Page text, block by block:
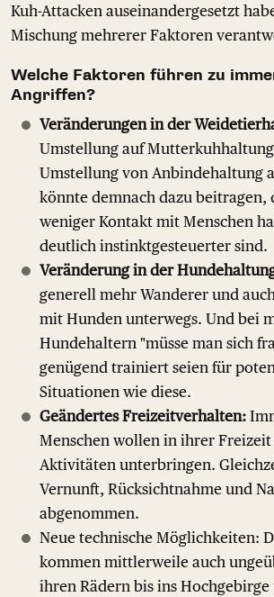
Kuh-Attacken auseinandergesetzt
Mischung mehrerer Faktoren
Welche Faktoren führen zu
Angriffen?
Veränderungen in der
Umstellung auf
Umstellung von Anbindehaltung
könnte demnach dazu beitragen,
weniger Kontakt mit Menschen
deutlich instinktgesteuerter sind.
Veränderung in der
generell mehr Wanderer und
mit Hunden unterwegs. Und bei
Hundehaltern "müsse man sich
genügend trainiert seien für
Situationen wie diese.
Geändertes Freizeitverhalten:
Menschen wollen in ihrer
Aktivitäten unterbringen.
Vernunft, Rücksichtnahme und
abgenommen.
Neue technische Möglichkeiten:
kommen mittlerweile auch
ihren Rädern bis ins